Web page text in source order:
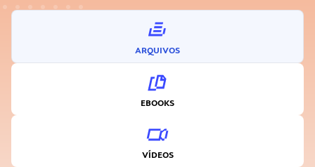
ARQUIVOS
EBOOKS
VÍDEOS